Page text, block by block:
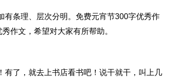
条理、层次分明。免费元宵节300字优秀作
作文，希望对大家有所帮助。
了，就去上书店看书吧！说干就干，叫上几